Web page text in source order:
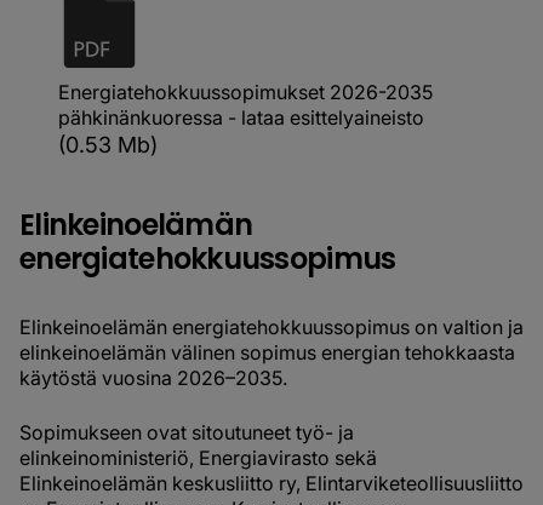
Energiatehokkuussopimukset 2026-2035
pähkinänkuoressa - lataa esittelyaineisto
(0.53 Mb)
Elinkeinoelämän
energiatehokkuussopimus
Elinkeinoelämän energiatehokkuussopimus on valtion ja
elinkeinoelämän välinen sopimus energian tehokkaasta
käytöstä vuosina 2026–2035.
Sopimukseen ovat sitoutuneet työ- ja
elinkeinoministeriö, Energiavirasto sekä
Elinkeinoelämän keskusliitto ry, Elintarviketeollisuusliitto